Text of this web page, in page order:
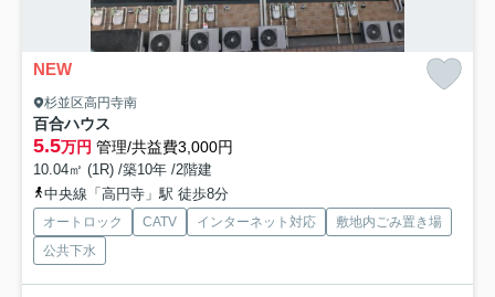
NEW
杉並区高円寺南
百合ハウス
5.5万円 管理/共益費3,000円
10.04㎡ (1R) /築10年 /2階建
中央線「高円寺」駅 徒歩8分
オートロック CATV インターネット対応
敷地内ごみ置き場
公共下水